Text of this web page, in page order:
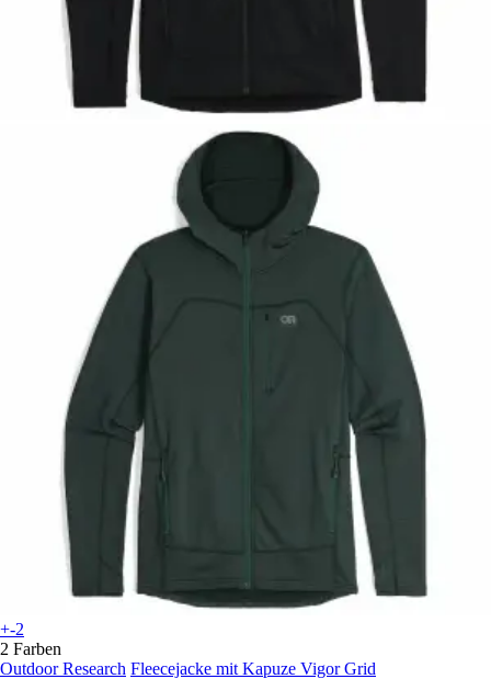
+-2
2 Farben
Outdoor Research Fleecejacke mit Kapuze Vigor Grid